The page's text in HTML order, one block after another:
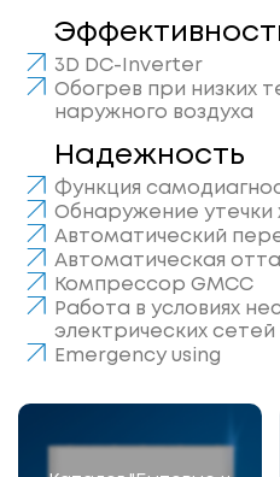
3D DC-Inverter
Обогрев при низких
наружного воздуха
Надежность
Функция
Обнаружение утечки
Автоматический
Автоматическая
Компрессор GMCC
Работа в условиях
электрических сетей
Emergency using